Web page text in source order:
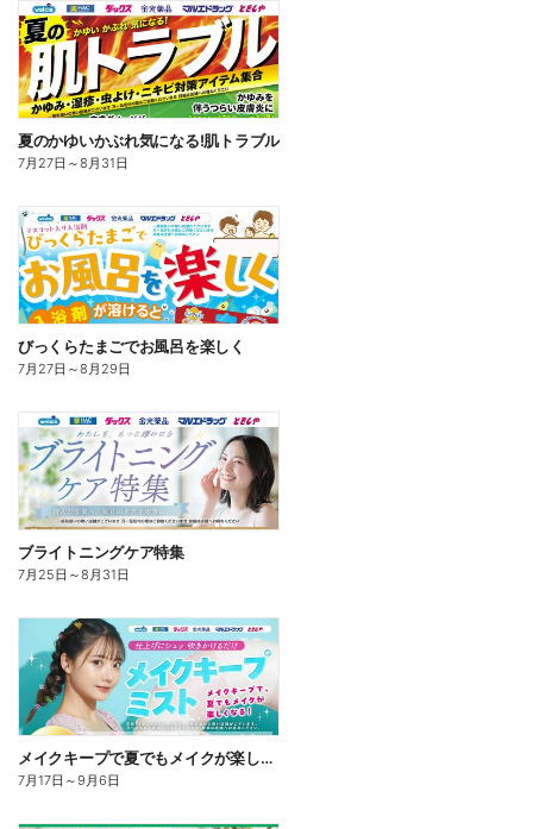
夏のかゆいかぶれ気になる!肌トラブル
7月27日 ～8月31日
びっくらたまごでお風呂を楽しく
7月27日 ～8月29日
ブライトニングケア特集
7月25日 ～8月31日
メイクキープで夏でもメイクが楽しくなる!
7月17日 ～9月6日